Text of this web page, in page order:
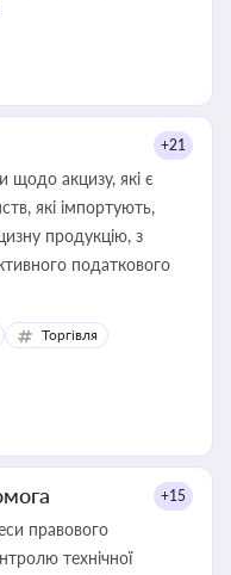
+21
щодо акцизу, які є
які імпортують,
продукцію, з
податкового
Торгівля
+15
правового
технічної